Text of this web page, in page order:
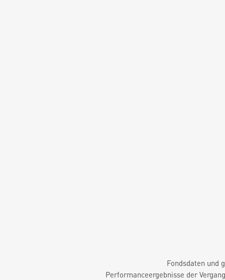
Fondsdaten und
Performanceergebnisse der